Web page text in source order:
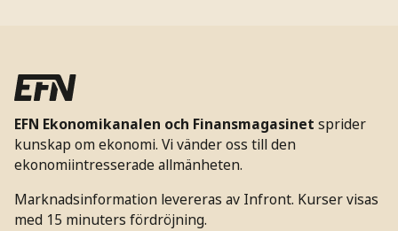
EFN Ekonomikanalen och Finansmagasinet sprider
kunskap om ekonomi. Vi vänder oss till den
ekonomiintresserade allmänheten.
Marknadsinformation levereras av Infront. Kurser visas
med 15 minuters fördröjning.